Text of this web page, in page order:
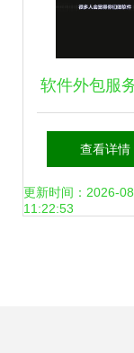
软件外包服
本构成解析
业开发远不止
查看详情
更新时间：2026-
11:22:53